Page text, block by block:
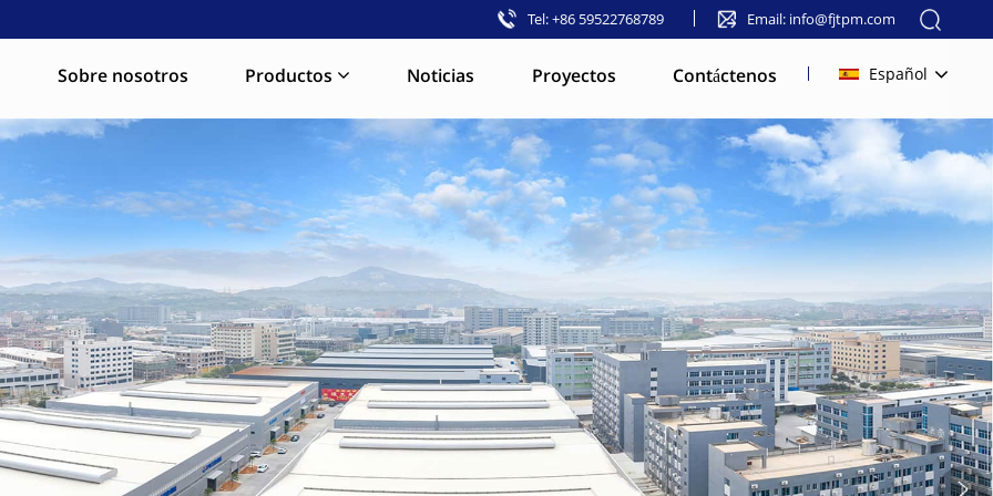
Tel: +86 59522768789 Email: info@fjtpm.com
Sobre nosotros Productos Noticias Proyectos Contáctenos Español
English
français
русский
español
العربية